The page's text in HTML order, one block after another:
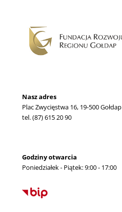
Nasz adres
Plac Zwycięstwa 16, 19-500 Gołdap
tel. (87) 615 20 90
Godziny otwarcia
Poniedziałek - Piątek: 9:00 - 17:00